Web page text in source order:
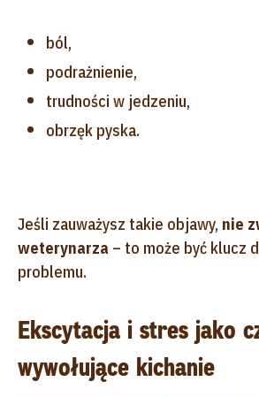
ból,
podrażnienie,
trudności w jedzeniu,
obrzęk pyska.
Jeśli zauważysz takie objawy, nie
weterynarza – to może być klucz
problemu.
Ekscytacja i stres jako
wywołujące kichanie